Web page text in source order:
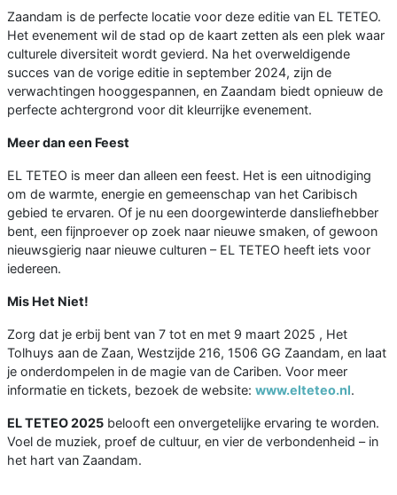
Zaandam is de perfecte locatie voor deze editie van EL TETEO.
Het evenement wil de stad op de kaart zetten als een plek waar
culturele diversiteit wordt gevierd. Na het overweldigende
succes van de vorige editie in september 2024, zijn de
verwachtingen hooggespannen, en Zaandam biedt opnieuw de
perfecte achtergrond voor dit kleurrijke evenement.
Meer dan een Feest
EL TETEO is meer dan alleen een feest. Het is een uitnodiging
om de warmte, energie en gemeenschap van het Caribisch
gebied te ervaren. Of je nu een doorgewinterde dansliefhebber
bent, een fijnproever op zoek naar nieuwe smaken, of gewoon
nieuwsgierig naar nieuwe culturen – EL TETEO heeft iets voor
iedereen.
Mis Het Niet!
Zorg dat je erbij bent van 7 tot en met 9 maart 2025 , Het
Tolhuys aan de Zaan, Westzijde 216, 1506 GG Zaandam, en laat
je onderdompelen in de magie van de Cariben. Voor meer
informatie en tickets, bezoek de website: www.elteteo.nl.
EL TETEO 2025 belooft een onvergetelijke ervaring te worden.
Voel de muziek, proef de cultuur, en vier de verbondenheid – in
het hart van Zaandam.